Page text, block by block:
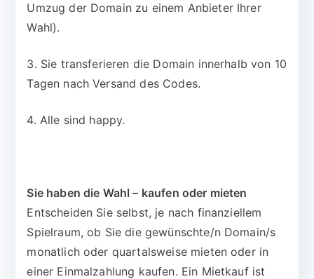
Umzug der Domain zu einem Anbieter Ihrer
Wahl).
3. Sie transferieren die Domain innerhalb von 10
Tagen nach Versand des Codes.
4. Alle sind happy.
Sie haben die Wahl – kaufen oder mieten
Entscheiden Sie selbst, je nach finanziellem
Spielraum, ob Sie die gewünschte/n Domain/s
monatlich oder quartalsweise mieten oder in
einer Einmalzahlung kaufen. Ein Mietkauf ist